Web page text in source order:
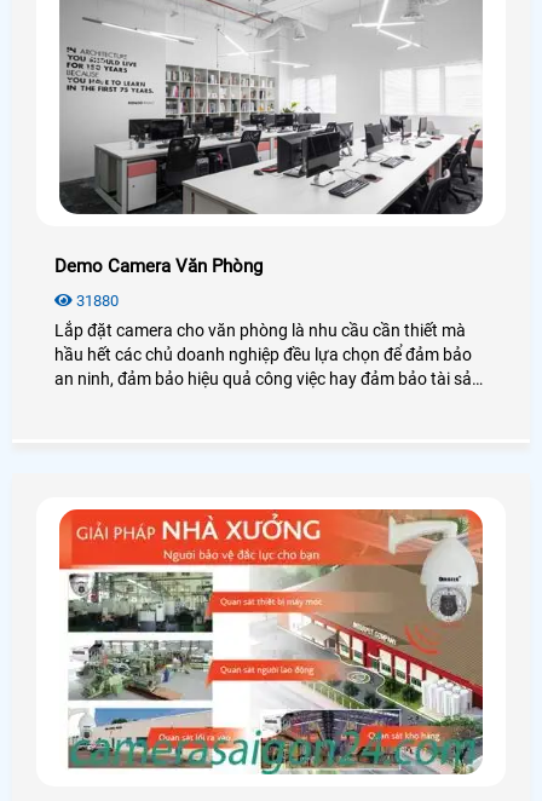
Demo Camera Văn Phòng
31880
Lắp đặt camera cho văn phòng là nhu cầu cần thiết mà
hầu hết các chủ doanh nghiệp đều lựa chọn để đảm bảo
an ninh, đảm bảo hiệu quả công việc hay đảm bảo tài sản